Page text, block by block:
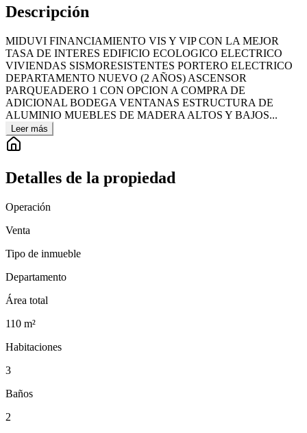
Descripción
MIDUVI FINANCIAMIENTO VIS Y VIP CON LA MEJOR
TASA DE INTERES EDIFICIO ECOLOGICO ELECTRICO
VIVIENDAS SISMORESISTENTES PORTERO ELECTRICO
DEPARTAMENTO NUEVO (2 AÑOS) ASCENSOR
PARQUEADERO 1 CON OPCION A COMPRA DE
ADICIONAL BODEGA VENTANAS ESTRUCTURA DE
ALUMINIO MUEBLES DE MADERA ALTOS Y BAJOS...
Leer más
Detalles de la propiedad
Operación
Venta
Tipo de inmueble
Departamento
Área total
110 m²
Habitaciones
3
Baños
2